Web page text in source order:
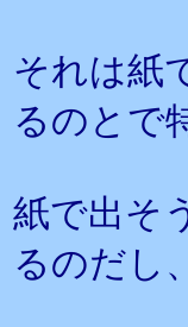
それは紙
るのとで
紙で出そ
るのだし